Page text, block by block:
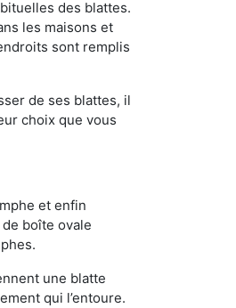
des blattes.
les maisons et
sont remplis
de ses blattes, il
choix que vous
et enfin
boîte ovale
une blatte
qui l’entoure.